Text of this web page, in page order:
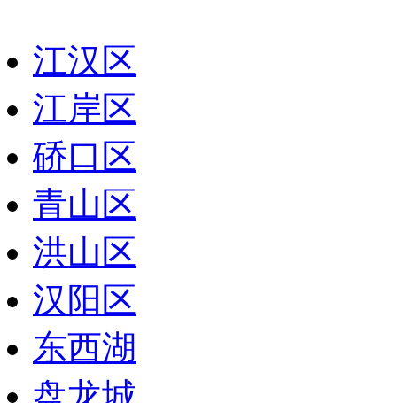
江汉区
江岸区
硚口区
青山区
洪山区
汉阳区
东西湖